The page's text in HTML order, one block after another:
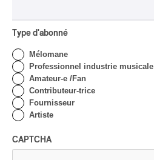
Type d'abonné
Mélomane
Professionnel industrie musicale
Amateur-e /Fan
Contributeur-trice
Fournisseur
Artiste
CAPTCHA